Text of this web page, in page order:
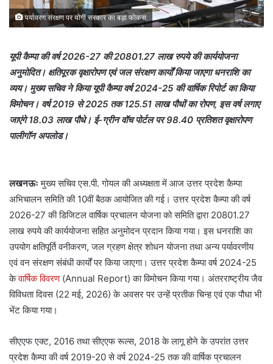
पर्यावरण संरक्षण पर योगी सरकार का बड़ा फोकस
यूपी कैम्पा की वर्ष 2026-27 की 20801.27 लाख रुपये की कार्ययोजना
अनुमोदित। क्षतिपूरक वृक्षारोपण एवं जल संरक्षण कार्यों किया जाएगा धनराशि का
व्यय। मुख्य सचिव ने किया यूपी कैम्पा वर्ष 2024-25 की वार्षिक रिपोर्ट का किया
विमोचन। वर्ष 2019 से 2025 तक 125.51 लाख पौधों का रोपण, इस वर्ष लगाए
जाएंगे 18.03 लाख पौधे। ई-ग्रीन वॉच पोर्टल पर 98.40 प्रतिशत वृक्षारोपण
पालीगॉन अपलोड।
लखनऊः मुख्य सचिव एस.पी. गोयल की अध्यक्षता में आज उत्तर प्रदेश कैम्पा
अभिचालन समिति की 10वीं बैठक आयोजित की गई। उत्तर प्रदेश कैम्पा की वर्ष
2026-27 की डिजिटल वार्षिक प्रचालन योजना को समिति द्वारा 20801.27
लाख रुपये की कार्ययोजना सहित अनुमोदन प्रदान किया गया। इस धनराशि का
उपयोग क्षतिपूर्ति वनीकरण, जल ग्रहण क्षेत्र शोधन योजना तथा अन्य पर्यावरणीय
एवं वन संरक्षण संबंधी कार्यों पर किया जाएगा। उत्तर प्रदेश कैम्पा वर्ष 2024-25
केवार्षिक विवरण(Annual Report) का विमोचन किया गया। अंतरराष्ट्रीय जैव
विविधता दिवस (22 मई, 2026) के अवसर पर उन्हें प्रतीक चिन्ह एवं एक पौधा भी
भेंट किया गया।
सीएएफ एक्ट, 2016 तथा सीएएफ रूल्स, 2018 के लागू होने के उपरांत उत्तर
प्रदेश कैम्पा की वर्ष 2019-20 से वर्ष 2024-25 तक की वार्षिक प्रचालन